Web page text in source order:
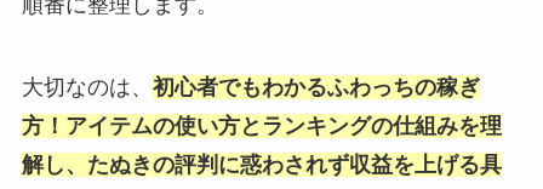
大切なのは、 初心者でもわかるふわっちの稼ぎ
方！アイテムの使い方とランキングの仕組みを理
解し、たぬきの評判に惑わされず収益を上げる具